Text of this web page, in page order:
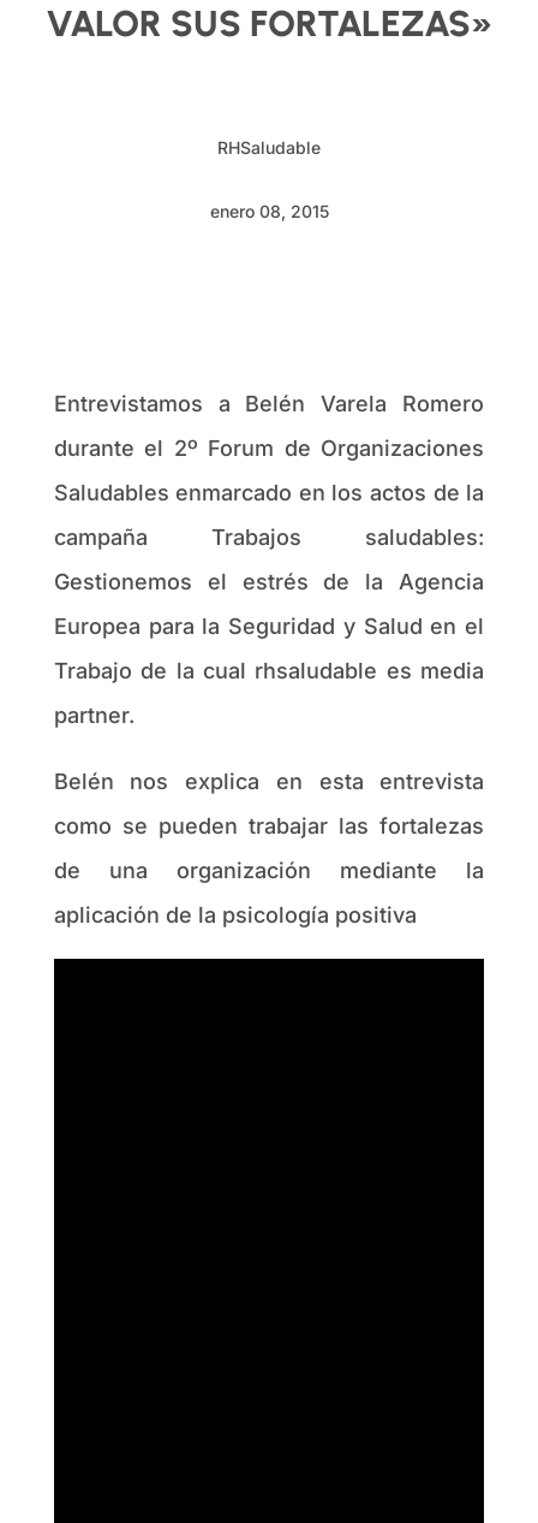
VALOR SUS FORTALEZAS»
RHSaludable
enero 08, 2015
Entrevistamos a Belén Varela Romero
durante el 2º Forum de Organizaciones
Saludables enmarcado en los actos de la
campaña Trabajos saludables:
Gestionemos el estrés de la Agencia
Europea para la Seguridad y Salud en el
Trabajo de la cual rhsaludable es media
partner.
Belén nos explica en esta entrevista
como se pueden trabajar las fortalezas
de una organización mediante la
aplicación de la psicología positiva